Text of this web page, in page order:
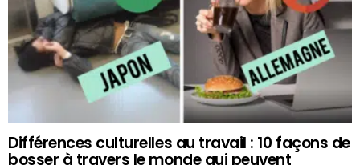
Différences culturelles au travail : 10 façons de
bosser à travers le monde qui peuvent